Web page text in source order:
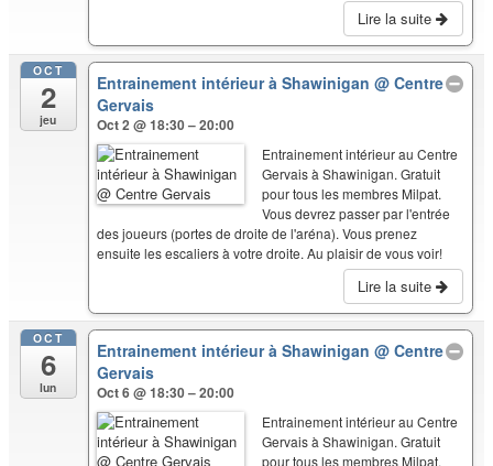
Lire la suite
OCT
2
jeu
Entrainement intérieur à Shawinigan@ Centre
Gervais
Oct 2 @ 18:30 – 20:00
Entrainement intérieur au Centre
Gervais à Shawinigan. Gratuit
pour tous les membres Milpat.
Vous devrez passer par l'entrée
des joueurs (portes de droite de l'aréna). Vous prenez
ensuite les escaliers à votre droite. Au plaisir de vous voir!
Lire la suite
OCT
6
lun
Entrainement intérieur à Shawinigan@ Centre
Gervais
Oct 6 @ 18:30 – 20:00
Entrainement intérieur au Centre
Gervais à Shawinigan. Gratuit
pour tous les membres Milpat.